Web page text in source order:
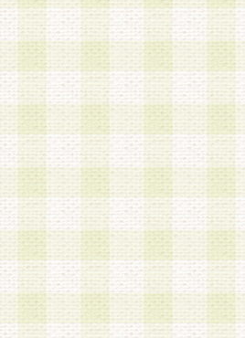
1.会員登録手続きは、会
る登録は一切認められない
2.会員登録希望者は、本
画 面」において、当社が
を行うものとします。当
会員として本サービスを
を付与します。
3.会員は、会員登録の際
いかなる虚偽の申告をも
4.会員は、複数のログイ
いものとします。
第4条 ログインIDおよび